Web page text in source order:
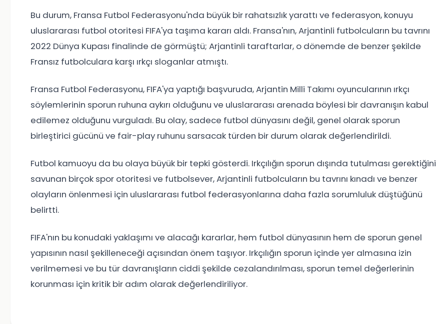
Bu durum, Fransa Futbol Federasyonu'nda büyük bir rahatsızlık yarattı ve federasyon, konuyu
uluslararası futbol otoritesi FIFA'ya taşıma kararı aldı. Fransa'nın, Arjantinli futbolcuların bu tavrını
2022 Dünya Kupası finalinde de görmüştü; Arjantinli taraftarlar, o dönemde de benzer şekilde
Fransız futbolculara karşı ırkçı sloganlar atmıştı.
Fransa Futbol Federasyonu, FIFA'ya yaptığı başvuruda, Arjantin Milli Takımı oyuncularının ırkçı
söylemlerinin sporun ruhuna aykırı olduğunu ve uluslararası arenada böylesi bir davranışın kabul
edilemez olduğunu vurguladı. Bu olay, sadece futbol dünyasını değil, genel olarak sporun
birleştirici gücünü ve fair-play ruhunu sarsacak türden bir durum olarak değerlendirildi.
Futbol kamuoyu da bu olaya büyük bir tepki gösterdi. Irkçılığın sporun dışında tutulması gerektiğini
savunan birçok spor otoritesi ve futbolsever, Arjantinli futbolcuların bu tavrını kınadı ve benzer
olayların önlenmesi için uluslararası futbol federasyonlarına daha fazla sorumluluk düştüğünü
belirtti.
FIFA'nın bu konudaki yaklaşımı ve alacağı kararlar, hem futbol dünyasının hem de sporun genel
yapısının nasıl şekilleneceği açısından önem taşıyor. Irkçılığın sporun içinde yer almasına izin
verilmemesi ve bu tür davranışların ciddi şekilde cezalandırılması, sporun temel değerlerinin
korunması için kritik bir adım olarak değerlendiriliyor.